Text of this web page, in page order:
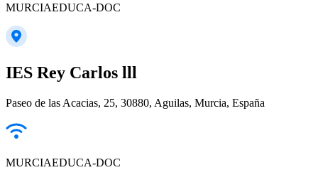
MURCIAEDUCA-DOC
IES Rey Carlos lll
Paseo de las Acacias, 25, 30880, Aguilas, Murcia, España
MURCIAEDUCA-DOC